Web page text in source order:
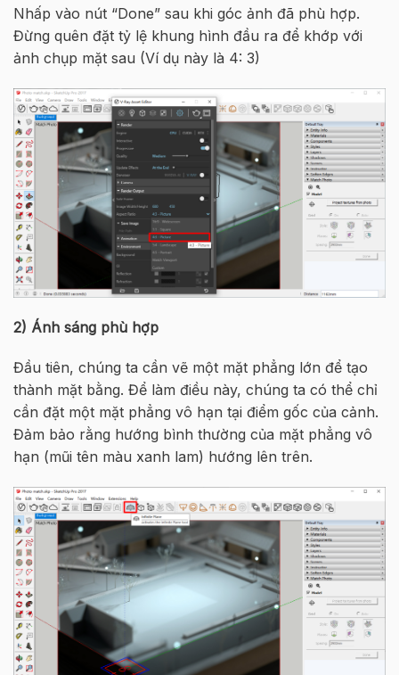
Nhấp vào nút “Done” sau khi góc ảnh đã phù hợp.
Đừng quên đặt tỷ lệ khung hình đầu ra để khớp với
ảnh chụp mặt sau (Ví dụ này là 4: 3)
2) Ánh sáng phù hợp
Đầu tiên, chúng ta cần vẽ một mặt phẳng lớn để tạo
thành mặt bằng. Để làm điều này, chúng ta có thể chỉ
cần đặt một mặt phẳng vô hạn tại điểm gốc của cảnh.
Đảm bảo rằng hướng bình thường của mặt phẳng vô
hạn (mũi tên màu xanh lam) hướng lên trên.